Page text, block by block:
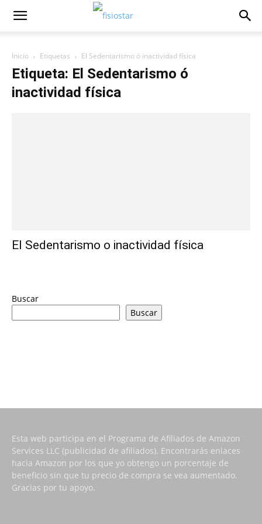
Inicio Etiquetas El Sedentarismo ó inactividad física
Etiqueta: El Sedentarismo ó
inactividad física
El Sedentarismo o inactividad física
Buscar
Buscar
Esta web participa en el Programa de Afiliados de Amazon
Services LLC (publicidad de afiliados). Encontrarás enlaces
hacia Amazon por los que yo obtengo un porcentaje de
beneficio sin que tu precio de compra se vea aumentado.
Gracias por tu apoyo.